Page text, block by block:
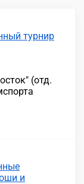
турнир
(отд.
и